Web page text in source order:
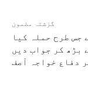
گزشتہ مضمون
جس طرح حملہ کیا
بڑھ کر جواب دیں
دفاع خواجہ آصف